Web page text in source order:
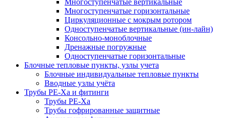
Многоступенчатые вертикальные
Многоступенчатые горизонтальные
Циркуляционные с мокрым ротором
Одноступенчатые вертикальные (ин-лайн)
Консольно-моноблочные
Дренажные погружные
Одноступенчатые горизонтальные
Блочные тепловые пункты, узлы учета
Блочные индивидуальные тепловые пункты
Вводные узлы учёта
Трубы РЕ-Ха и фитинги
Трубы РЕ-Ха
Трубы гофрированные защитные